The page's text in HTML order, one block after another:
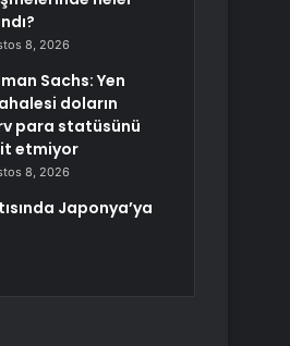
8, 2026
Sachs: Yen
doların
para statüsünü
etmiyor
8, 2026
Japonya’ya